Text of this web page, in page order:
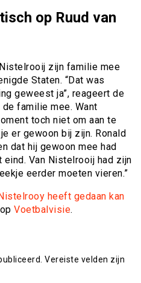
op Ruud van
zijn familie mee
Staten. “Dat was
geweest ja”, reageert de
de familie mee. Want
toch niet om aan te
er gewoon bij zijn. Ronald
dat hij gewoon mee had
eind. Van Nistelrooij had zijn
eerder moeten vieren.”
heeft gedaan kan
Voetbalvisie.
Vereiste velden zijn